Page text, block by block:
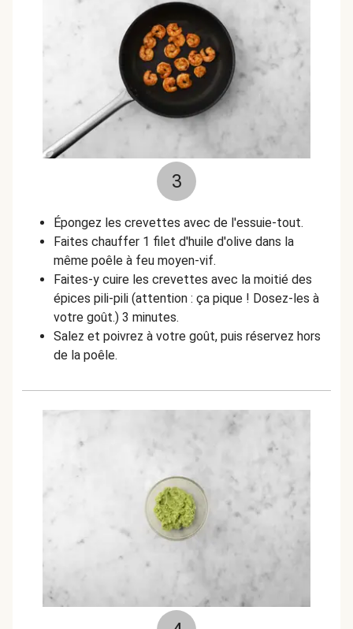
3
Épongez les crevettes avec de l'essuie-tout.
Faites chauffer 1 filet d'huile d'olive dans la
même poêle à feu moyen-vif.
Faites-y cuire les crevettes avec la moitié des
épices pili-pili (attention : ça pique ! Dosez-les à
votre goût.) 3 minutes.
Salez et poivrez à votre goût, puis réservez hors
de la poêle.